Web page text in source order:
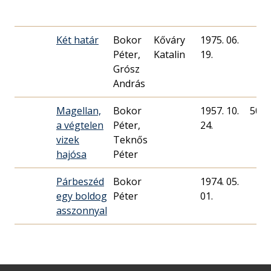
Két határ
Bokor
Péter,
Grósz
András
Kőváry
Katalin
1975. 06.
19.
Magellan,
a végtelen
vizek
hajósa
Bokor
Péter,
Teknős
Péter
1957. 10.
24.
50
Párbeszéd
egy boldog
asszonnyal
Bokor
Péter
1974. 05.
01.